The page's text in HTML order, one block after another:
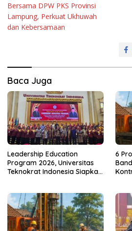
Bersama DPW PKS Provinsi
Lampung, Perkuat Ukhuwah
dan Kebersamaan
Baca Juga
Leadership Education
Program 2026, Universitas
Teknokrat Indonesia Siapkan
6